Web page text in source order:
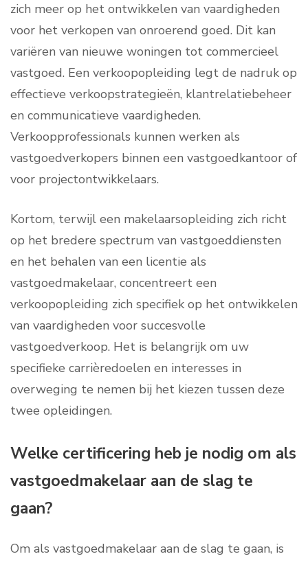
zich meer op het ontwikkelen van vaardigheden
voor het verkopen van onroerend goed. Dit kan
variëren van nieuwe woningen tot commercieel
vastgoed. Een verkoopopleiding legt de nadruk op
effectieve verkoopstrategieën, klantrelatiebeheer
en communicatieve vaardigheden.
Verkoopprofessionals kunnen werken als
vastgoedverkopers binnen een vastgoedkantoor of
voor projectontwikkelaars.
Kortom, terwijl een makelaarsopleiding zich richt
op het bredere spectrum van vastgoeddiensten
en het behalen van een licentie als
vastgoedmakelaar, concentreert een
verkoopopleiding zich specifiek op het ontwikkelen
van vaardigheden voor succesvolle
vastgoedverkoop. Het is belangrijk om uw
specifieke carrièredoelen en interesses in
overweging te nemen bij het kiezen tussen deze
twee opleidingen.
Welke certificering heb je nodig om als
vastgoedmakelaar aan de slag te
gaan?
Om als vastgoedmakelaar aan de slag te gaan, is